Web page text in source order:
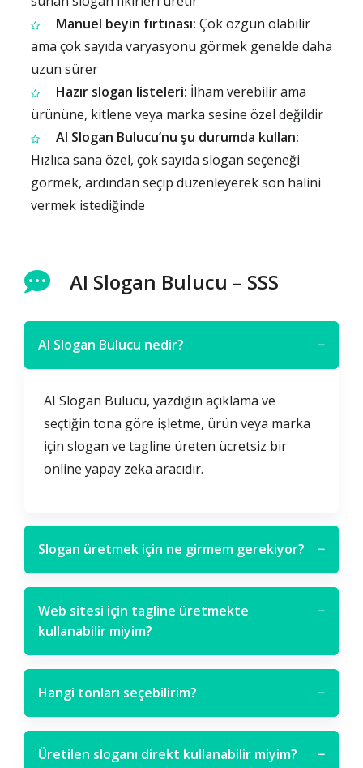
Manuel beyin fırtınası: Çok özgün olabilir
ama çok sayıda varyasyonu görmek genelde daha
uzun sürer
Hazır slogan listeleri: İlham verebilir ama
ürününe, kitlene veya marka sesine özel değildir
AI Slogan Bulucu’nu şu durumda kullan:
Hızlıca sana özel, çok sayıda slogan seçeneği
görmek, ardından seçip düzenleyerek son halini
vermek istediğinde
AI Slogan Bulucu – SSS
AI Slogan Bulucu nedir? −
AI Slogan Bulucu, yazdığın açıklama ve
seçtiğin tona göre işletme, ürün veya marka
için slogan ve tagline üreten ücretsiz bir
online yapay zeka aracıdır.
Slogan üretmek için ne girmem gerekiyor? −
Web sitesi için tagline üretmekte
kullanabilir miyim?
−
Hangi tonları seçebilirim? −
Üretilen sloganı direkt kullanabilir miyim? −